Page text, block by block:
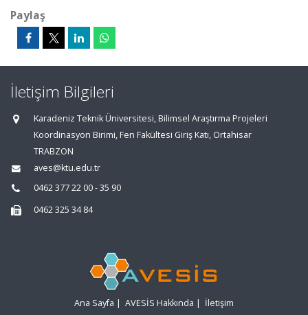
Paylaş
İletişim Bilgileri
Karadeniz Teknik Üniversitesi, Bilimsel Araştırma Projeleri
Koordinasyon Birimi, Fen Fakültesi Giriş Katı, Ortahisar
TRABZON
aves@ktu.edu.tr
0462 377 22 00 - 35 90
0462 325 34 84
Ana Sayfa | AVESİS Hakkında | İletişim